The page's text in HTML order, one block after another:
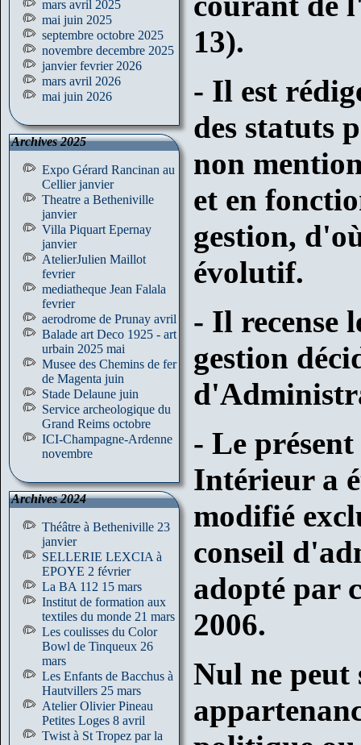
mars avril 2025
mai juin 2025
septembre octobre 2025
novembre decembre 2025
janvier fevrier 2026
mars avril 2026
mai juin 2026
Archives 2025
Expo Gérard Rancinan au
Cellier janvier
Theatre a Betheniville
janvier
Villa Piquart Epernay
janvier
AtelierJulien Maillot
fevrier
mediatheque Jean Falala
fevrier
aerodrome de Prunay avril
Balade art Deco 1925 - art
urbain 2025 mai
Musee des Chemins de fer
de Magenta juin
Stade Delaune juin
Service archeologique du
Grand Reims octobre
ICI-Champagne-Ardenne
novembre
Archives 2024
Théâtre à Betheniville 23
janvier
SELLERIE LEXCIA à
EPOYE 2 février
La BA 112 15 mars
Institut de formation aux
textiles du monde 21 mars
Les coulisses du Color
Bowl de Tinqueux 26
mars
Les Enfants de Bacchus à
Hautvillers 25 mars
Atelier Olivier Pineau
Petites Loges 8 avril
Twist à St Tropez par la
13).
- Il est
des statuts
non
et en
gestion,
évolutif.
- Il recense
gestion
- Le
Intérieur a
modifié
conseil
adopté par
2006.
Nul ne peut